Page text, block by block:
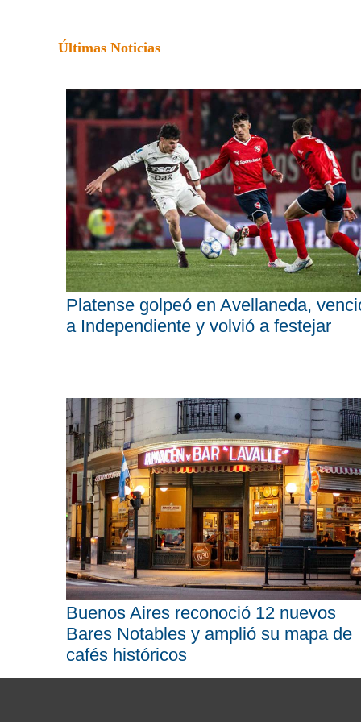
Últimas Noticias
Platense golpeó en Avellaneda,
a Independiente y volvió a festejar
Buenos Aires reconoció 12 nuevos
Bares Notables y amplió su mapa de
cafés históricos